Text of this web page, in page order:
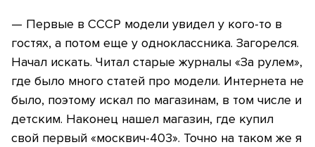
— Первые в СССР модели увидел у кого-то в
гостях, а потом еще у одноклассника. Загорелся.
Начал искать. Читал старые журналы «За рулем»,
где было много статей про модели. Интернета не
было, поэтому искал по магазинам, в том числе и
детским. Наконец нашел магазин, где купил
свой первый «москвич-403». Точно на таком же я